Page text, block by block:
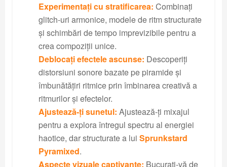
Experimentați cu stratificarea: Combinați
glitch-uri armonice, modele de ritm structurate
și schimbări de tempo imprevizibile pentru a
crea compoziții unice.
Deblocați efectele ascunse: Descoperiți
distorsiuni sonore bazate pe piramide și
îmbunătățiri ritmice prin îmbinarea creativă a
ritmurilor și efectelor.
Ajustează-ți sunetul: Ajustează-ți mixajul
pentru a explora întregul spectru al energiei
haotice, dar structurate a lui Sprunkstard
Pyramixed.
Aspecte vizuale captivante: Bucurați-vă de